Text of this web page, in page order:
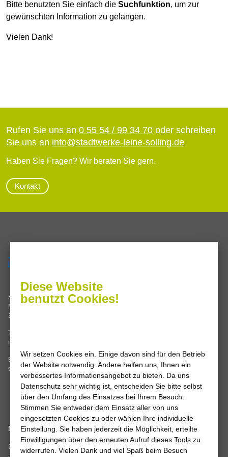
Bitte benutzten Sie einfach die Suchfunktion, um zur
gewünschten Information zu gelangen.
Vielen Dank!
Rufen Sie uns an 0 55 54 / 99 34 70 oder schreiben
Sie uns an info@stadtwerke-leine-solling.de
Haben Sie Fragen? Wir beraten Sie gern.
Kontakt
Stadtwerke Leine-Solling GmbH
Mannenstraße 62
37186 Moringen
Tel. 05554 99347-0
Fax 05554 99347-14
E-Mail:
solling.de
Navigation
Startseite
Wir sind
zertifiziert
Diese Website
benutzt Cookies!
Wir setzen Cookies ein. Einige davon sind für den Betrieb
der Website notwendig. Andere helfen uns, Ihnen ein
verbessertes Informationsangebot zu bieten. Da uns
Datenschutz sehr wichtig ist, entscheiden Sie bitte selbst
über den Umfang des Einsatzes bei Ihrem Besuch.
Stimmen Sie entweder dem Einsatz aller von uns
eingesetzten Cookies zu oder wählen Ihre individuelle
Einstellung. Sie haben jederzeit die Möglichkeit, erteilte
Einwilligungen über den erneuten Aufruf dieses Tools zu
widerrufen. Vielen Dank und viel Spaß beim Besuch